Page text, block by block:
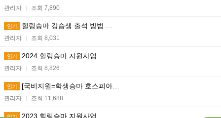
관리자 | 조회 7,890
인기 힐링승마 강습생 출석 방법 …
관리자 | 조회 8,031
인기 2024 힐링승마 지원사업 …
관리자 | 조회 8,826
인기 [국비지원=학생승마 호스피아…
관리자 | 조회 11,688
인기 2023 힐링승마 지원사업 …